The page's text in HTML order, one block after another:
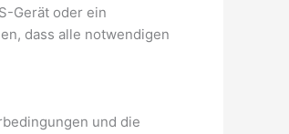
Gerät oder ein
dass alle notwendigen
und die